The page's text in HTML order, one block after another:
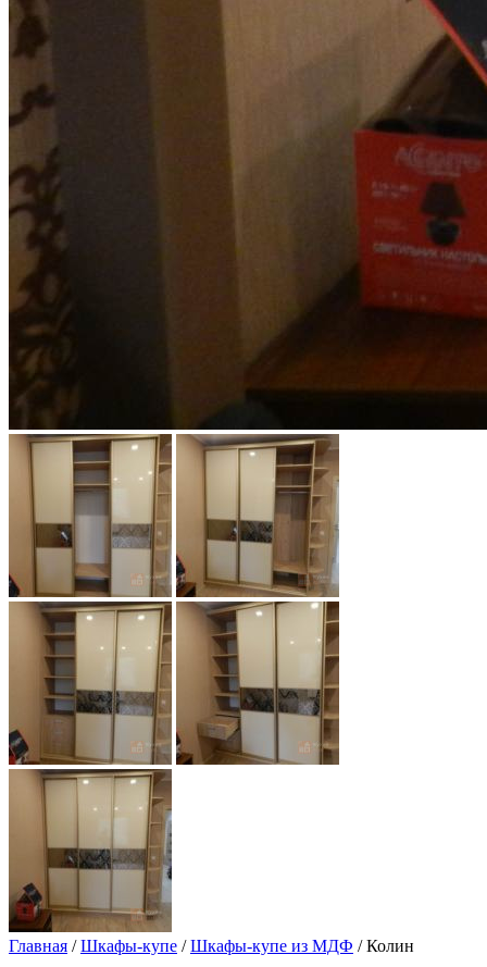
Главная /Шкафы-купе /Шкафы-купе из МДФ / Колин